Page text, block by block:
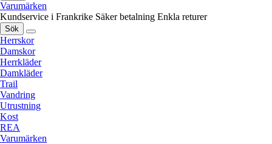
Varumärken
Kundservice i Frankrike Säker betalning Enkla returer
Sök
Herrskor
Damskor
Herrkläder
Damkläder
Trail
Vandring
Utrustning
Kost
REA
Varumärken